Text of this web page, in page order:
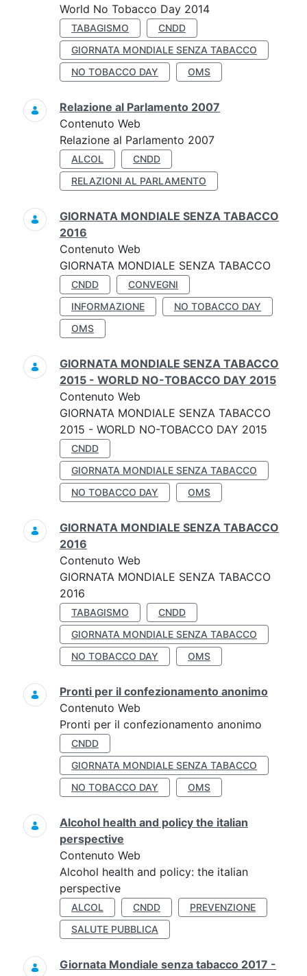
World No Tobacco Day 2014
TABAGISMO
CNDD
GIORNATA MONDIALE SENZA TABACCO
NO TOBACCO DAY
OMS
Relazione al Parlamento 2007
Contenuto Web
Relazione al Parlamento 2007
ALCOL
CNDD
RELAZIONI AL PARLAMENTO
GIORNATA MONDIALE SENZA TABACCO
2016
Contenuto Web
GIORNATA MONDIALE SENZA TABACCO
CNDD
CONVEGNI
INFORMAZIONE
NO TOBACCO DAY
OMS
GIORNATA MONDIALE SENZA TABACCO
2015 - WORLD NO-TOBACCO DAY 2015
Contenuto Web
GIORNATA MONDIALE SENZA TABACCO
2015 - WORLD NO-TOBACCO DAY 2015
CNDD
GIORNATA MONDIALE SENZA TABACCO
NO TOBACCO DAY
OMS
GIORNATA MONDIALE SENZA TABACCO
2016
Contenuto Web
GIORNATA MONDIALE SENZA TABACCO
2016
TABAGISMO
CNDD
GIORNATA MONDIALE SENZA TABACCO
NO TOBACCO DAY
OMS
Pronti per il confezionamento anonimo
Contenuto Web
Pronti per il confezionamento anonimo
CNDD
GIORNATA MONDIALE SENZA TABACCO
NO TOBACCO DAY
OMS
Alcohol health and policy the italian
perspective
Contenuto Web
Alcohol health and policy: the italian
perspective
ALCOL CNDD
PREVENZIONE
SALUTE PUBBLICA
Giornata Mondiale senza tabacco 2017 -